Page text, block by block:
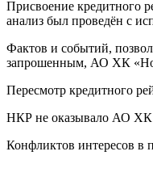
Присвоение кредитного
анализ был проведён с
Фактов и событий,
запрошенным, АО ХК
Пересмотр кредитного
НКР не оказывало АО ХК
Конфликтов интересов в